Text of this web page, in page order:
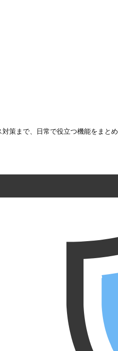
策まで、日常で役立つ機能をまと